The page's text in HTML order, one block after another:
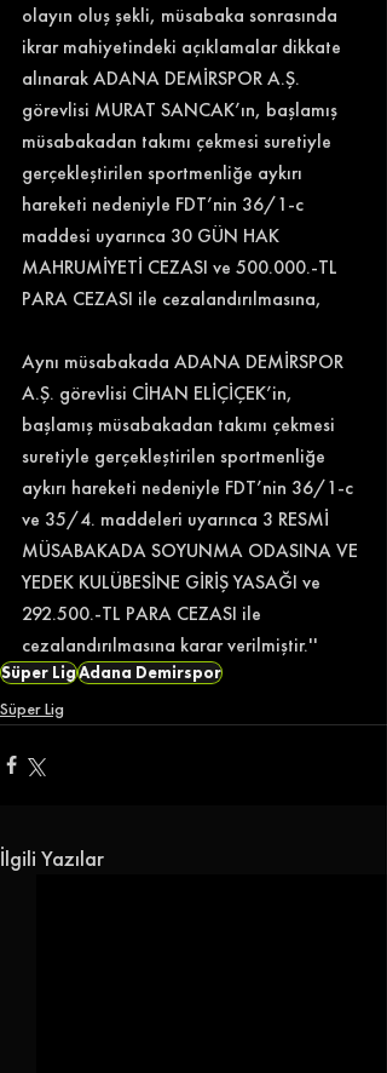
olayın oluş şekli, müsabaka sonrasında
ikrar mahiyetindeki açıklamalar dikkate
alınarak ADANA DEMİRSPOR A.Ş.
görevlisi MURAT SANCAK’ın, başlamış
müsabakadan takımı çekmesi suretiyle
gerçekleştirilen sportmenliğe aykırı
hareketi nedeniyle FDT’nin 36/1-c
maddesi uyarınca 30 GÜN HAK
MAHRUMİYETİ CEZASI ve 500.000.-TL
PARA CEZASI ile cezalandırılmasına,
Aynı müsabakada ADANA DEMİRSPOR
A.Ş. görevlisi CİHAN ELİÇİÇEK’in,
başlamış müsabakadan takımı çekmesi
suretiyle gerçekleştirilen sportmenliğe
aykırı hareketi nedeniyle FDT’nin 36/1-c
ve 35/4. maddeleri uyarınca 3 RESMİ
MÜSABAKADA SOYUNMA ODASINA VE
YEDEK KULÜBESİNE GİRİŞ YASAĞI ve
292.500.-TL PARA CEZASI ile
cezalandırılmasına karar verilmiştir.''
Süper LigAdana Demirspor
Süper Lig
İlgili Yazılar